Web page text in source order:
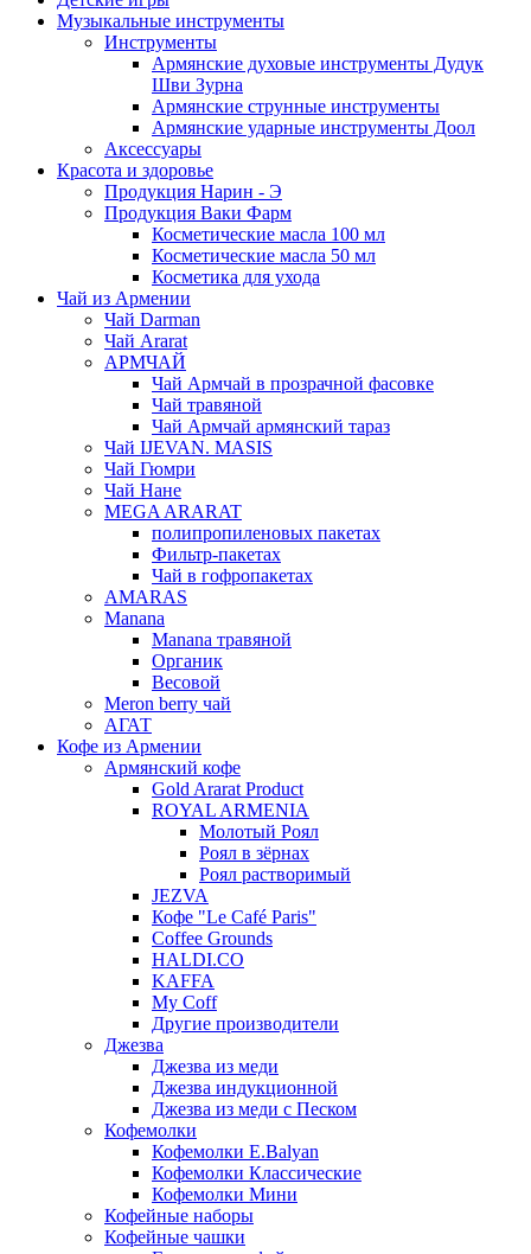
Музыкальные инструменты
Инструменты
Армянские духовые инструменты Дудук
Шви Зурна
Армянские струнные инструменты
Армянские ударные инструменты Доол
Аксессуары
Красота и здоровье
Продукция Нарин - Э
Продукция Ваки Фарм
Косметические масла 100 мл
Косметические масла 50 мл
Косметика для ухода
Чай из Армении
Чай Darman
Чай Ararat
АРМЧАЙ
Чай Армчай в прозрачной фасовке
Чай травяной
Чай Армчай армянский тараз
Чай IJEVAN. MASIS
Чай Гюмри
Чай Нане
MEGA ARARAT
полипропиленовых пакетах
Фильтр-пакетах
Чай в гофропакетах
AMARAS
Manana
Manana травяной
Органик
Весовой
Meron berry чай
АГАТ
Кофе из Армении
Армянский кофе
Gold Ararat Product
ROYAL ARMENIA
Молотый Роял
Роял в зёрнах
Роял растворимый
JEZVA
Кофе "Le Café Paris"
Coffee Grounds
HALDI.CO
KAFFA
My Coff
Другие производители
Джезва
Джезва из меди
Джезва индукционной
Джезва из меди с Песком
Кофемолки
Кофемолки E.Balyan
Кофемолки Классические
Кофемолки Мини
Кофейные наборы
Кофейные чашки